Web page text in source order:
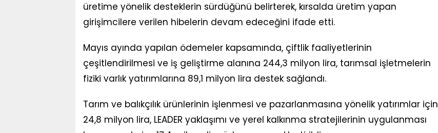
üretime yönelik desteklerin sürdüğünü belirterek, kırsalda üretim yapan
girişimcilere verilen hibelerin devam edeceğini ifade etti.
Mayıs ayında yapılan ödemeler kapsamında, çiftlik faaliyetlerinin
çeşitlendirilmesi ve iş geliştirme alanına 244,3 milyon lira, tarımsal işletmelerin
fiziki varlık yatırımlarına 89,1 milyon lira destek sağlandı.
Tarım ve balıkçılık ürünlerinin işlenmesi ve pazarlanmasına yönelik yatırımlar için
24,8 milyon lira, LEADER yaklaşımı ve yerel kalkınma stratejilerinin uygulanması